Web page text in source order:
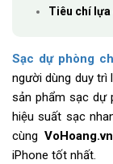
Tiêu chí
Sạc dự phòng
người dùng duy trì
sản phẩm sạc dự
hiệu suất sạc
cùngVoHoang.vn
iPhone tốt nhất.